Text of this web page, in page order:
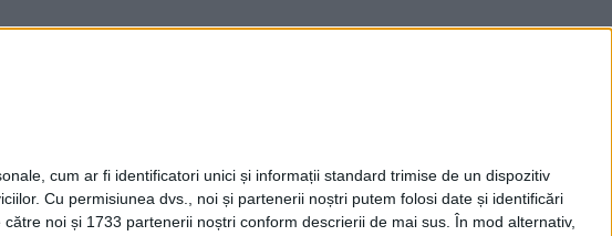
cum ar fi identificatori unici și informații standard trimise de un dispozitiv
Cu permisiunea dvs., noi și partenerii noștri putem folosi date și identificări
noi și 1733 partenerii noștri conform descrierii de mai sus. În mod alternativ,